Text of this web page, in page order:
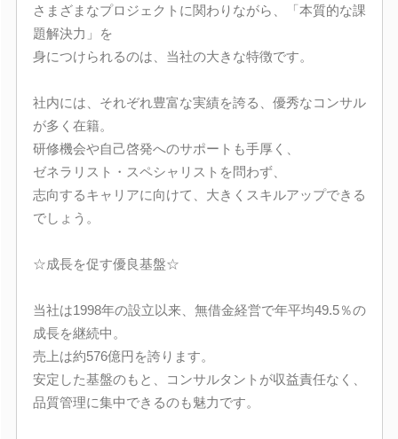
さまざまなプロジェクトに関わりながら、「本質的な課
題解決力」を
身につけられるのは、当社の大きな特徴です。
社内には、それぞれ豊富な実績を誇る、優秀なコンサル
が多く在籍。
研修機会や自己啓発へのサポートも手厚く、
ゼネラリスト・スペシャリストを問わず、
志向するキャリアに向けて、大きくスキルアップできる
でしょう。
☆成長を促す優良基盤☆
当社は1998年の設立以来、無借金経営で年平均49.5％の
成長を継続中。
売上は約576億円を誇ります。
安定した基盤のもと、コンサルタントが収益責任なく、
品質管理に集中できるのも魅力です。